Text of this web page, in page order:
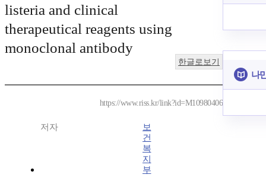
listeria and clinical
therapeutical reagents using
monoclonal antibody
한글로보기
https://www.riss.kr/link?id=M10980406
저자
보
건
복
지
부
나